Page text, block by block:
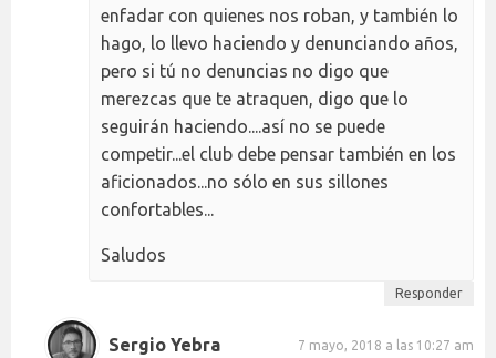
enfadar con quienes nos roban, y también lo
hago, lo llevo haciendo y denunciando años,
pero si tú no denuncias no digo que
merezcas que te atraquen, digo que lo
seguirán haciendo....así no se puede
competir...el club debe pensar también en los
aficionados...no sólo en sus sillones
confortables...
Saludos
Responder
Sergio Yebra 7 mayo, 2018 a las 10:27 am